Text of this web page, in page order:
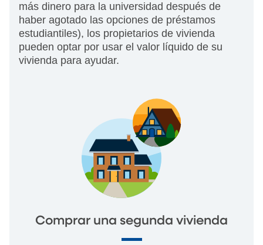
más dinero para la universidad después de
haber agotado las opciones de préstamos
estudiantiles), los propietarios de vivienda
pueden optar por usar el valor líquido de su
vivienda para ayudar.
Comprar una segunda vivienda